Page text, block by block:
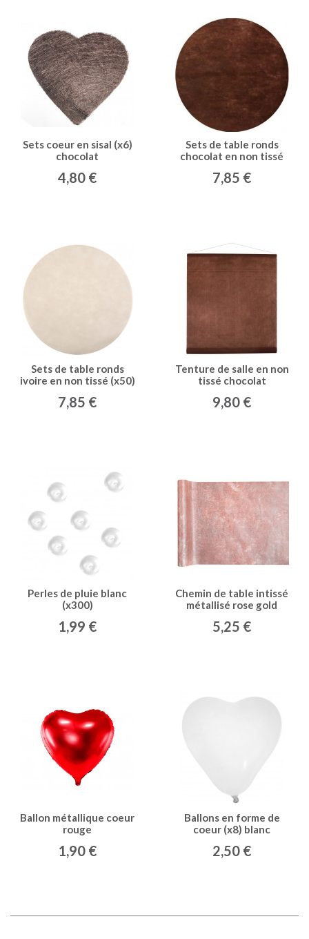
Sets coeur en sisal (x6)
chocolat
4,80 €
Sets de table ronds
chocolat en non tissé
7,85 €
Sets de table ronds
ivoire en non tissé (x50)
7,85 €
Tenture de salle en non
tissé chocolat
9,80 €
Perles de pluie blanc
(x300)
1,99 €
Chemin de table intissé
métallisé rose gold
5,25 €
Ballon métallique coeur
rouge
1,90 €
Ballons en forme de
coeur (x8) blanc
2,50 €